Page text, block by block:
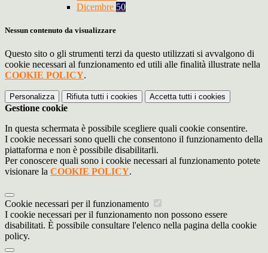
Dicembre 50
Nessun contenuto da visualizzare
Questo sito o gli strumenti terzi da questo utilizzati si avvalgono di
cookie necessari al funzionamento ed utili alle finalità illustrate nella
COOKIE POLICY.
Personalizza Rifiuta tutti i cookies Accetta tutti i cookies
Gestione cookie
In questa schermata è possibile scegliere quali cookie consentire.
I cookie necessari sono quelli che consentono il funzionamento della
piattaforma e non è possibile disabilitarli.
Per conoscere quali sono i cookie necessari al funzionamento potete
visionare la COOKIE POLICY.
Cookie necessari per il funzionamento
I cookie necessari per il funzionamento non possono essere
disabilitati. È possibile consultare l'elenco nella pagina della cookie
policy.